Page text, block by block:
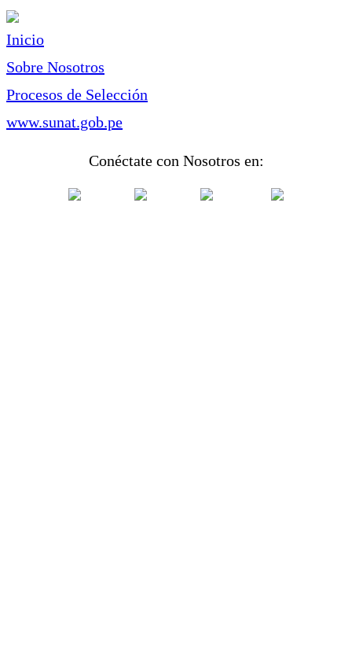
Inicio
Sobre Nosotros
Procesos de Selección
www.sunat.gob.pe
Conéctate con Nosotros en: